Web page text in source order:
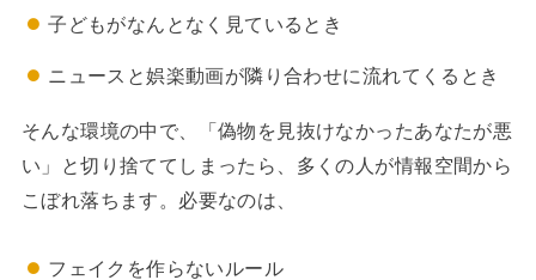
子どもがなんとなく見ているとき
ニュースと娯楽動画が隣り合わせに流れてくるとき
そんな環境の中で、「偽物を見抜けなかったあなたが悪
い」と切り捨ててしまったら、多くの人が情報空間から
こぼれ落ちます。必要なのは、
フェイクを作らないルール